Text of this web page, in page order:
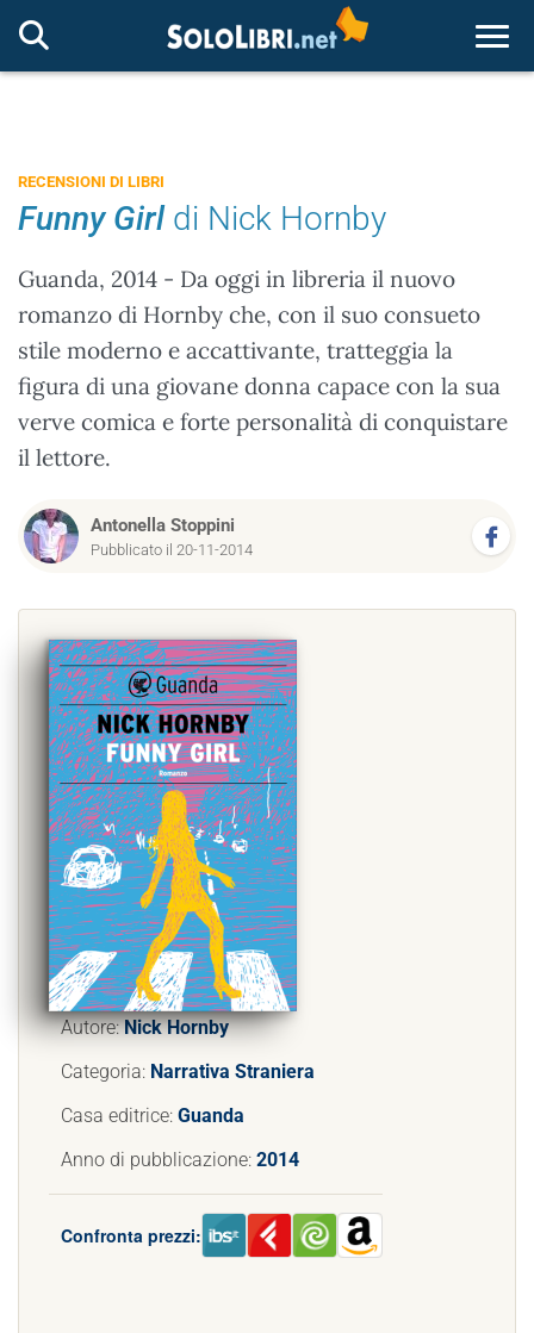
RECENSIONI DI LIBRI
Funny Girldi Nick Hornby
Guanda, 2014 - Da oggi in libreria il nuovo
romanzo di Hornby che, con il suo consueto
stile moderno e accattivante, tratteggia la
figura di una giovane donna capace con la sua
verve comica e forte personalità di conquistare
il lettore.
Antonella Stoppini
Pubblicato il 20-11-2014
Autore:Nick Hornby
Categoria: Narrativa Straniera
Casa editrice: Guanda
Anno di pubblicazione: 2014
Confronta prezzi: